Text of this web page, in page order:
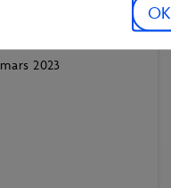
OK
mars 2023